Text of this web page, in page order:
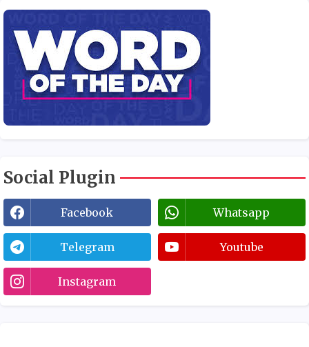
Social Plugin
Facebook Whatsapp
Telegram Youtube
Instagram